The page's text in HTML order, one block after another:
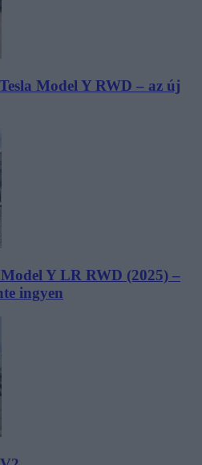
Model Y RWD – az új
Model Y LR RWD (2025) –
ingyen